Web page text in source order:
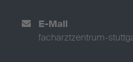
E-Mail
facharztzentrum-